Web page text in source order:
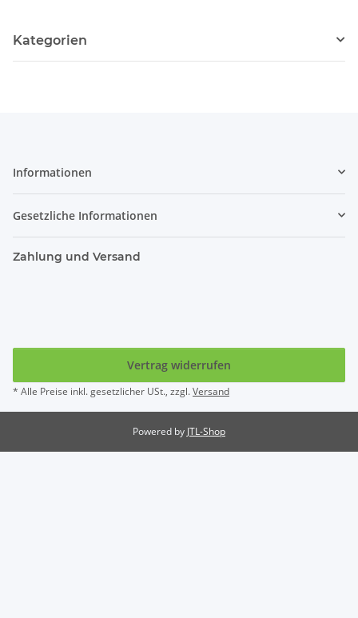
Kategorien
Informationen
Gesetzliche Informationen
Zahlung und Versand
Vertrag widerrufen
* Alle Preise inkl. gesetzlicher USt., zzgl.Versand
Powered by JTL-Shop